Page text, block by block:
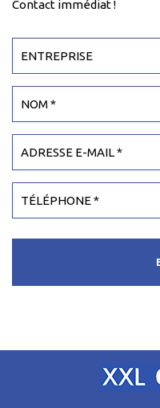
Contact immédiat !